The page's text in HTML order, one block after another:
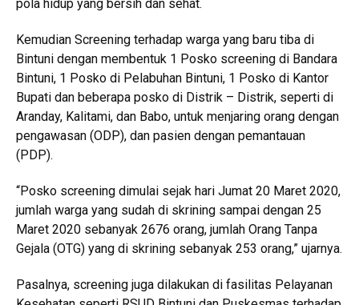
pola hidup yang bersih dan sehat.
Kemudian Screening terhadap warga yang baru tiba di
Bintuni dengan membentuk 1 Posko screening di Bandara
Bintuni, 1 Posko di Pelabuhan Bintuni, 1 Posko di Kantor
Bupati dan beberapa posko di Distrik – Distrik, seperti di
Aranday, Kalitami, dan Babo, untuk menjaring orang dengan
pengawasan (ODP), dan pasien dengan pemantauan
(PDP).
“Posko screening dimulai sejak hari Jumat 20 Maret 2020,
jumlah warga yang sudah di skrining sampai dengan 25
Maret 2020 sebanyak 2676 orang, jumlah Orang Tanpa
Gejala (OTG) yang di skrining sebanyak 253 orang,” ujarnya.
Pasalnya, screening juga dilakukan di fasilitas Pelayanan